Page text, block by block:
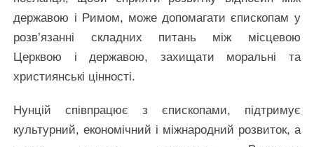
державою і Римом, може допомагати єпископам у
розв’язанні складних питань між місцевою
Церквою і державою, захищати моральні та
християнські цінності.
Нунцій співпрацює з єпископами, підтримує
культурний, економічний і міжнародний розвиток, а